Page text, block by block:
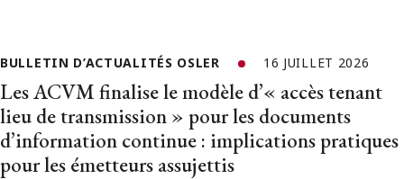
BULLETIN D’ACTUALITÉS OSLER 16 JUILLET 2026
Les ACVM finalise le modèle d’« accès tenant
lieu de transmission » pour les documents
d’information continue : implications pratiques
pour les émetteurs assujettis